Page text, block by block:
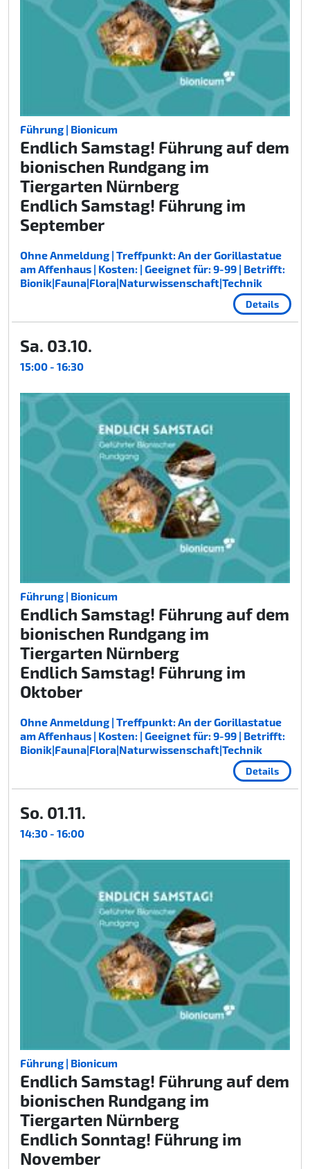
Führung | Bionicum
Endlich Samstag! Führung auf dem
bionischen Rundgang im
Tiergarten Nürnberg
Endlich Samstag! Führung im
September
Ohne Anmeldung | Treffpunkt: An der Gorillastatue
am Affenhaus | Kosten: | Geeignet für: 9-99 | Betrifft:
Bionik|Fauna|Flora|Naturwissenschaft|Technik
Details
Sa. 03.10.
15:00 - 16:30
Führung | Bionicum
Endlich Samstag! Führung auf dem
bionischen Rundgang im
Tiergarten Nürnberg
Endlich Samstag! Führung im
Oktober
Ohne Anmeldung | Treffpunkt: An der Gorillastatue
am Affenhaus | Kosten: | Geeignet für: 9-99 | Betrifft:
Bionik|Fauna|Flora|Naturwissenschaft|Technik
Details
So. 01.11.
14:30 - 16:00
Führung | Bionicum
Endlich Samstag! Führung auf dem
bionischen Rundgang im
Tiergarten Nürnberg
Endlich Sonntag! Führung im
November